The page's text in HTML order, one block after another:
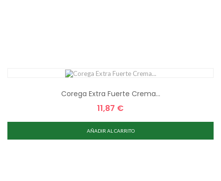
Corega Extra Fuerte Crema...
Precio
11,87 €
AÑADIR AL CARRITO